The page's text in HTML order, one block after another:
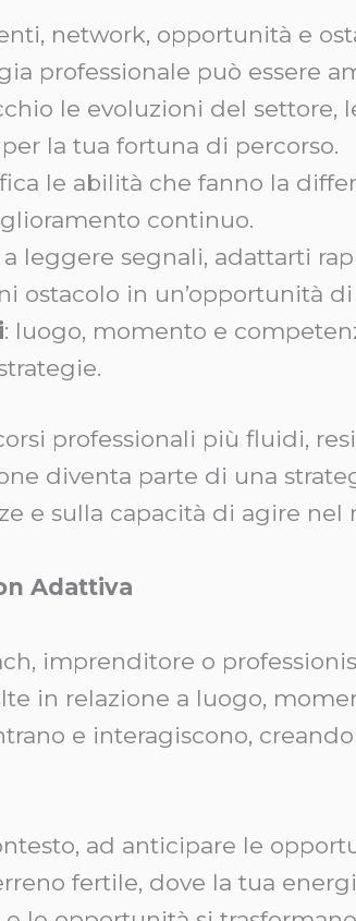
network, opportunità e
professionale può essere
le evoluzioni del
la tua fortuna di percorso.
le abilità che fanno la
continuo.
a leggere segnali, adattarti
ostacolo in un’opportunità di
: luogo, momento e
professionali più fluidi,
diventa parte di una
e sulla capacità di agire nel
Adattiva
imprenditore o
in relazione a luogo,
e interagiscono,
ad anticipare le
fertile, dove la tua